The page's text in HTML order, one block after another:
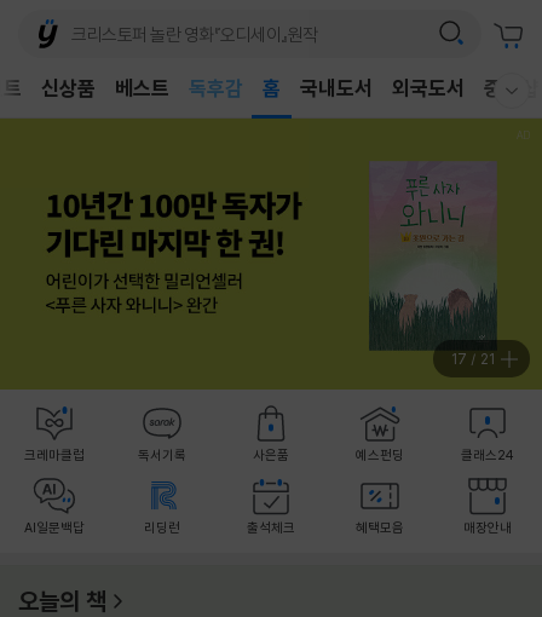
신상품 베스트
어린이
독후감
홈 국내도서 외국도서 중고샵
17 / 21
크레마클럽 독서기록 사은품 예스펀딩 클래스24
AI일문백답 리딩런 출석체크 혜택모음 매장안내
오늘의 책